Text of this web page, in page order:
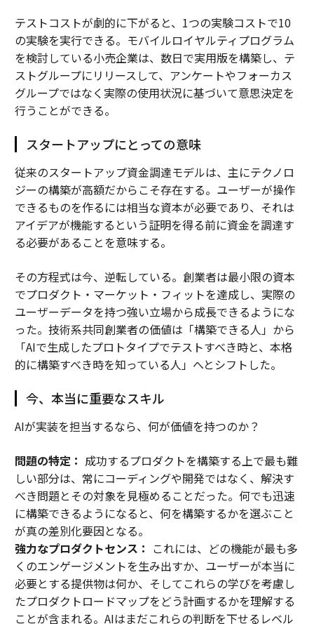
テストコストが劇的に下がると、1つの実験コストで10
の実験を実行できる。モバイルロイヤルティプログラム
を検討している小売企業は、数日で実用版を構築し、テ
ストグループにリリースして、アンケートやフォーカス
グループではなく実際の使用状況に基づいて意思決定を
行うことができる。
スタートアップにとっての意味
従来のスタートアップ資金調達モデルは、主にテクノロ
ジーの構築が高額だからこそ存在する。ユーザーが操作
できるものを作るには相当な資本が必要であり、それは
アイデアが機能するという証明を得る前に資金を調達す
る必要があることを意味する。
その方程式は今、逆転している。創業者は最小限の資本
でプロダクト・マーケット・フィットを達成し、実際の
ユーザーデータを持つ強い立場から成長できるようにな
った。技術系共同創業者の価値は「構築できる人」から
「AIで生成したプロトタイプでテストすべき時と、本格
的に構築すべき時を知っている人」へとシフトした。
今、本当に重要なスキル
AIが実装を担当するなら、何が価値を持つのか？
問題の特定： 成功するプロダクトを構築する上で最も難
しい部分は、常にコーディングや開発ではなく、解決す
べき問題とその対象を見極めることだった。何でも迅速
に構築できるようになると、何を構築するかを選ぶこと
が真の差別化要因となる。
強力なプロダクトセンス： これには、どの機能が最も多
くのエンゲージメントを生み出すか、ユーザーが本当に
必要とする提供物は何か、そしてこれらの学びを考慮し
たプロダクトロードマップをどう計画するかを理解する
ことが含まれる。AIはまだこれらの判断を下せるレベル